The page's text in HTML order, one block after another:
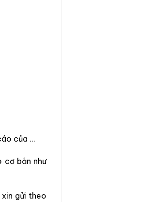
của …
cơ bản như
gửi theo